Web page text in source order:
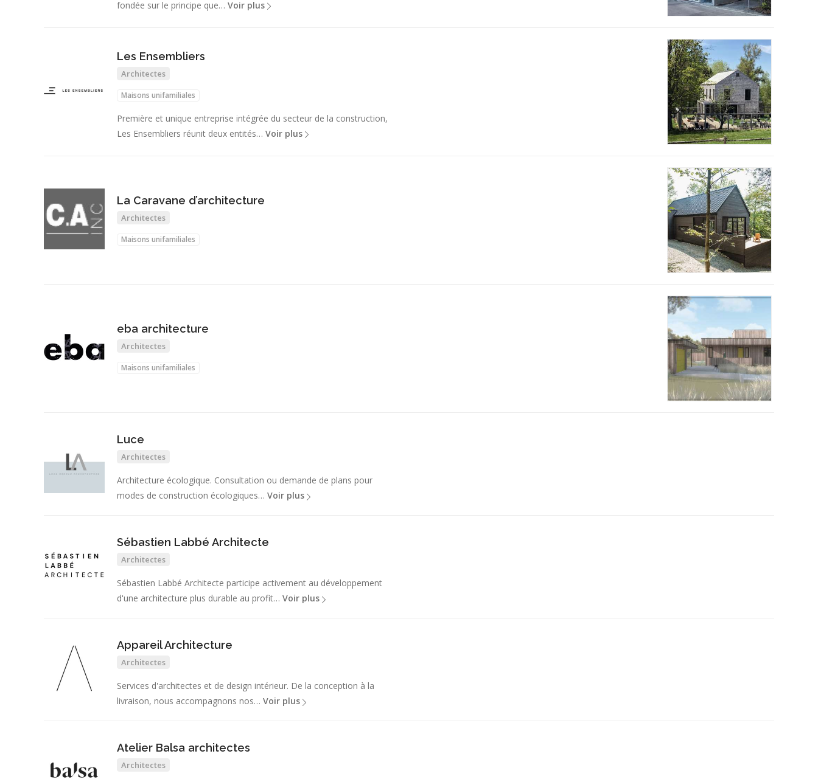
fondée sur le principe que… Voir plus
Les Ensembliers
Architectes
Maisons unifamiliales
Première et unique entreprise intégrée du secteur de la construction,
Les Ensembliers réunit deux entités… Voir plus
La Caravane d’architecture
Architectes
Maisons unifamiliales
eba architecture
Architectes
Maisons unifamiliales
Luce
Architectes
Architecture écologique. Consultation ou demande de plans pour
modes de construction écologiques… Voir plus
Sébastien Labbé Architecte
Architectes
Sébastien Labbé Architecte participe activement au développement
d'une architecture plus durable au profit… Voir plus
Appareil Architecture
Architectes
Services d'architectes et de design intérieur. De la conception à la
livraison, nous accompagnons nos… Voir plus
Atelier Balsa architectes
Architectes